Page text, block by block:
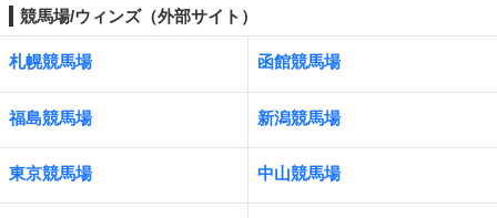
競馬場/ウィンズ（外部サイト）
札幌競馬場 函館競馬場
福島競馬場 新潟競馬場
東京競馬場 中山競馬場